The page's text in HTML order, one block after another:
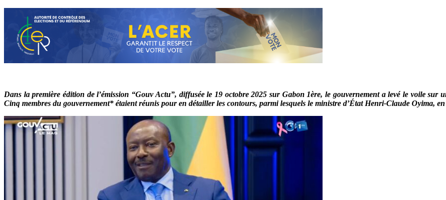
Dans la première édition de l’émission “Gouv Actu”, diffusée le 19 octobre 2025 sur Gabon 1ère, le gouvernement a levé le voile
Cinq membres du gouvernement* étaient réunis pour en détailler les contours, parmi lesquels le ministre d’État Henri-Claude Oyima,